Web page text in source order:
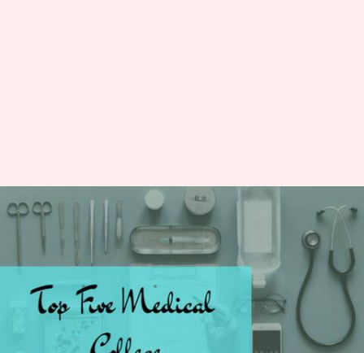
अगर करना चाहते हैं मेडिकल की
पढ़ाई तो यहां जानें पांच टॉप मेडिकल
कॉलेज
लेखन मोना दीक्षित Apr 05, 2019
क्या है खबर?